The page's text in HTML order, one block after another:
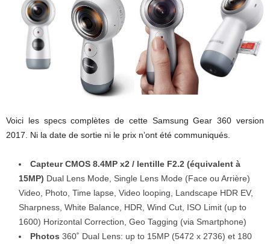
Voici les specs complètes de cette Samsung Gear 360 version
2017. Ni la date de sortie ni le prix n’ont été communiqués.
Capteur CMOS 8.4MP x2 / lentille F2.2 (équivalent à
15MP) Dual Lens Mode, Single Lens Mode (Face ou Arrière)
Video, Photo, Time lapse, Video looping, Landscape HDR EV,
Sharpness, White Balance, HDR, Wind Cut, ISO Limit (up to
1600) Horizontal Correction, Geo Tagging (via Smartphone)
Photos 360˚ Dual Lens: up to 15MP (5472 x 2736) et 180